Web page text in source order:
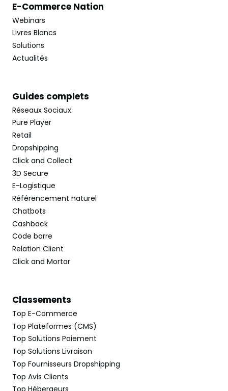
E-Commerce Nation
Webinars
Livres Blancs
Solutions
Actualités
Guides complets
Réseaux Sociaux
Pure Player
Retail
Dropshipping
Click and Collect
3D Secure
E-Logistique
Référencement naturel
Chatbots
Cashback
Code barre
Relation Client
Click and Mortar
Classements
Top E-Commerce
Top Plateformes (CMS)
Top Solutions Paiement
Top Solutions Livraison
Top Fournisseurs Dropshipping
Top Avis Clients